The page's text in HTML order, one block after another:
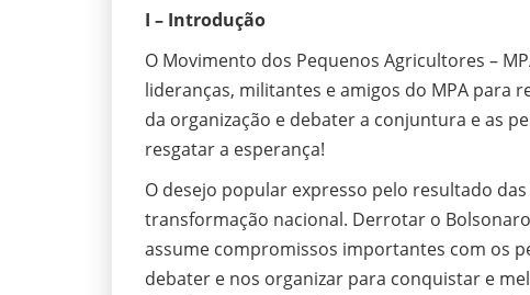
I – Introdução
O Movimento dos Pequenos Agricultores –
lideranças, militantes e amigos do MPA para
da organização e debater a conjuntura e as
resgatar a esperança!
O desejo popular expresso pelo resultado
transformação nacional. Derrotar o
assume compromissos importantes com os
debater e nos organizar para conquistar e